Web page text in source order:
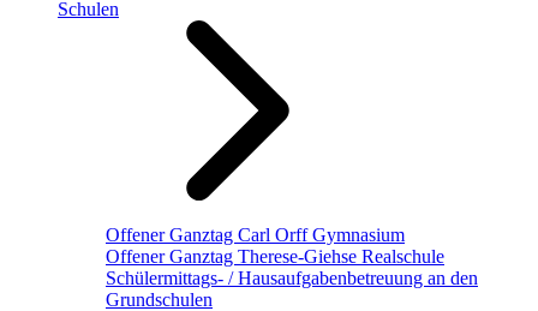
Schulen
Offener Ganztag Carl Orff Gymnasium
Offener Ganztag Therese-Giehse Realschule
Schülermittags- / Hausaufgabenbetreuung an den
Grundschulen